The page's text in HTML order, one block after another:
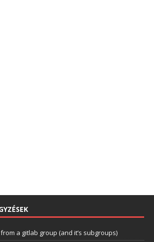
a gitlab group (and it’s subgroups)